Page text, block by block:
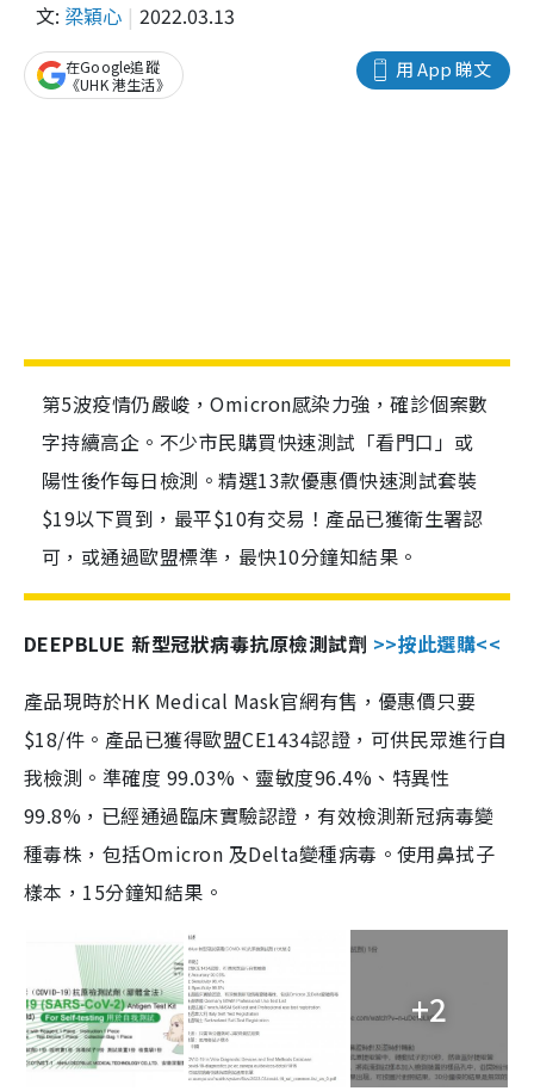
文: 梁穎心 2022.03.13
用 App 睇文
在Google追蹤
《UHK 港生活》
第5波疫情仍嚴峻，Omicron感染力強，確診個案數
字持續高企。不少市民購買快速測試「看門口」或
陽性後作每日檢測。精選13款優惠價快速測試套裝
$19以下買到，最平$10有交易！產品已獲衛生署認
可，或通過歐盟標準，最快10分鐘知結果。
DEEPBLUE 新型冠狀病毒抗原檢測試劑 >>按此選購<<
產品現時於HK Medical Mask官網有售，優惠價只要
$18/件。產品已獲得歐盟CE1434認證，可供民眾進行自
我檢測。準確度 99.03%、靈敏度96.4%、特異性
99.8%，已經通過臨床實驗認證，有效檢測新冠病毒變
種毒株，包括Omicron 及Delta變種病毒。使用鼻拭子
樣本，15分鐘知結果。
+2